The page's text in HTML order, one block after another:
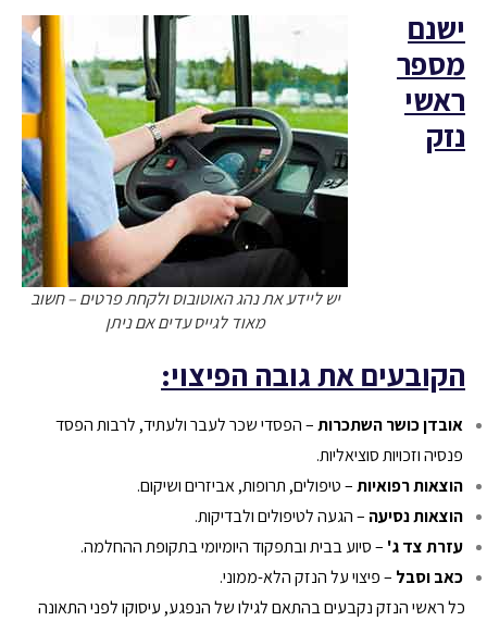
יש ליידע את נהג האוטובוס ולקחת פרטים – חשוב
מאוד לגייס עדים אם ניתן
ישנם
מספר
ראשי
נזק
הקובעים את גובה הפיצוי:
אובדן כושר השתכרות– הפסדי שכר לעבר ולעתיד, לרבות הפסד
פנסיה וזכויות סוציאליות.
הוצאות רפואיות– טיפולים, תרופות, אביזרים ושיקום.
הוצאות נסיעה – הגעה לטיפולים ולבדיקות.
עזרת צד ג' – סיוע בבית ובתפקוד היומיומי בתקופת ההחלמה.
כאב וסבל – פיצוי על הנזק הלא-ממוני.
כל ראשי הנזק נקבעים בהתאם לגילו של הנפגע, עיסוקו לפני התאונה